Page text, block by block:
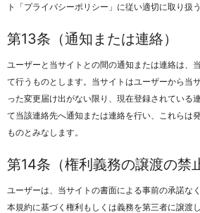
ト「プライバシーポリシー」に従い適切に取り扱
第13条（通知または連絡）
ユーザーと当サイトとの間の通知または連絡は、
て行うものとします。当サイトはユーザーから当
った変更届け出がない限り、現在登録されている
て当該連絡先へ通知または連絡を行い、これらは
ものとみなします。
第14条（権利義務の譲渡の禁
ユーザーは、当サイトの書面による事前の承諾な
本規約に基づく権利もしくは義務を第三者に譲渡